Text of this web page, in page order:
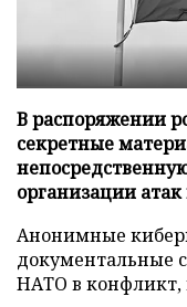
В распоряжении
секретные
организации атак
Анонимные
документальные
НАТО в конфликт,